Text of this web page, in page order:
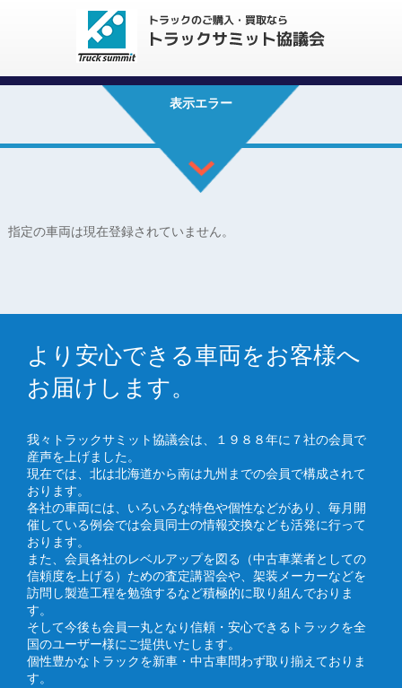
表示エラー
指定の車両は現在登録されていません。
より安心できる車両をお客様へ
お届けします。
我々トラックサミット協議会は、１９８８年に７社の会員で
産声を上げました。
現在では、北は北海道から南は九州までの会員で構成されて
おります。
各社の車両には、いろいろな特色や個性などがあり、毎月開
催している例会では会員同士の情報交換なども活発に行って
おります。
また、会員各社のレベルアップを図る（中古車業者としての
信頼度を上げる）ための査定講習会や、架装メーカーなどを
訪問し製造工程を勉強するなど積極的に取り組んでおりま
す。
そして今後も会員一丸となり信頼・安心できるトラックを全
国のユーザー様にご提供いたします。
個性豊かなトラックを新車・中古車問わず取り揃えておりま
す。